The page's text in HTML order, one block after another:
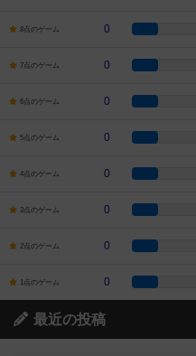
8点のゲーム 0
7点のゲーム 0
6点のゲーム 0
5点のゲーム 0
4点のゲーム 0
3点のゲーム 0
2点のゲーム 0
1点のゲーム 0
最近の投稿